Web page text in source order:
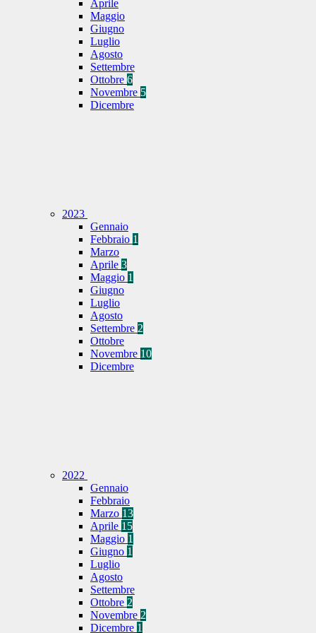
Aprile
Maggio
Giugno
Luglio
Agosto
Settembre
Ottobre 6
Novembre 5
Dicembre
2023
Gennaio
Febbraio 1
Marzo
Aprile 3
Maggio 1
Giugno
Luglio
Agosto
Settembre 2
Ottobre
Novembre 10
Dicembre
2022
Gennaio
Febbraio
Marzo 13
Aprile 15
Maggio 1
Giugno 1
Luglio
Agosto
Settembre
Ottobre 2
Novembre 2
Dicembre 1